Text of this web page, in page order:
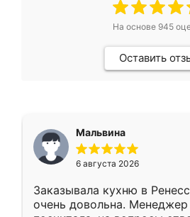
На основе 945
Оставить
Мальвина
6 августа 2026
Заказывала кухню в
очень довольна.